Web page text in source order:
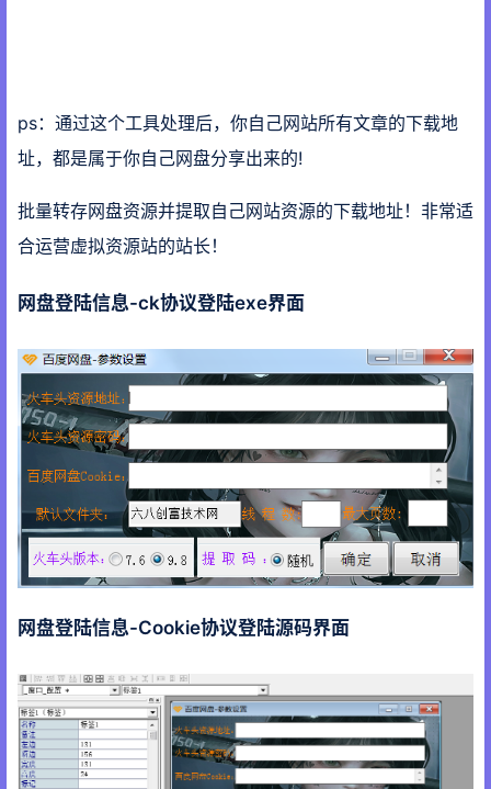
ps：通过这个工具处理后，你自己网站所有文章的下载地
址，都是属于你自己网盘分享出来的!
批量转存网盘资源并提取自己网站资源的下载地址！非常适
合运营虚拟资源站的站长！
网盘登陆信息-ck协议登陆exe界面
网盘登陆信息-Cookie协议登陆源码界面